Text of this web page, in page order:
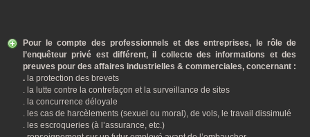
Pour le compte des professionnels et des entreprises, le rôle de
l’enquêteur privé est différent, il collecte des informations et des
preuves pour des affaires industrielles & commerciales, concernant :
. la protection des brevets
. la lutte contre la contrefaçon et la surveillance de sites
. la concurrence déloyale
. les cas de harcèlements (sexuel ou moral), de vols, le travail dissimulé
. les escroqueries (à l’assurance, etc.)